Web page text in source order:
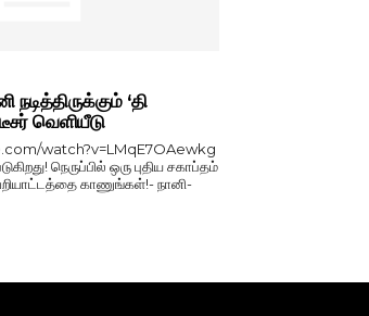
நடித்திருக்கும் ‘தி
வெளியீடு
watch?v=LMqE7OAewkg
நெருப்பில் ஒரு புதிய சகாப்தம்
காணுங்கள்!- நானி-